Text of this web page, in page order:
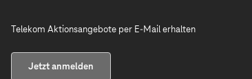
Telekom Aktionsangebote per E-Mail erhalten
Jetzt anmelden